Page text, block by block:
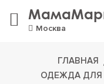
Москва
ГЛАВНАЯ
ОДЕЖДА ДЛЯ